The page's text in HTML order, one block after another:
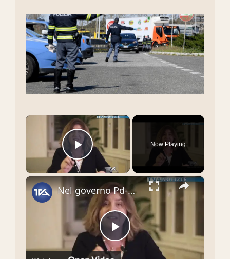
×
Play Video
Now Playing
×
Play
Nel governo Pd-M5s Nunzia Catalfo, originaria di Biancavilla